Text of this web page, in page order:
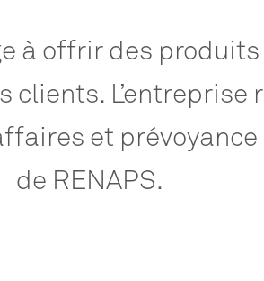
à offrir des produits
clients. L’entreprise
et prévoyance
de RENAPS.